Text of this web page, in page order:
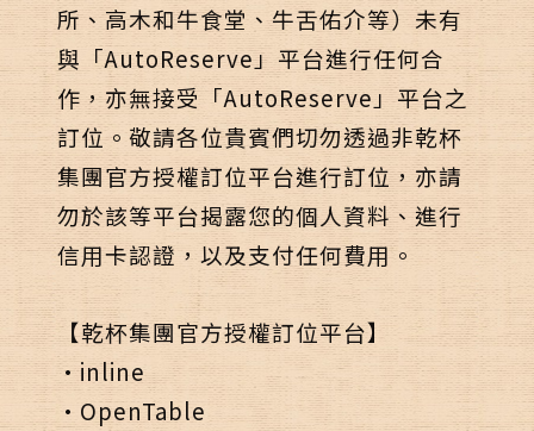
聯絡我們
所、高木和牛食堂、牛舌佑介等）未有
與「AutoReserve」平台進行任何合
作，亦無接受「AutoReserve」平台之
訂位。敬請各位貴賓們切勿透過非乾杯
集團官方授權訂位平台進行訂位，亦請
勿於該等平台揭露您的個人資料、進行
信用卡認證，以及支付任何費用。
【乾杯集團官方授權訂位平台】
•inline
•OpenTable